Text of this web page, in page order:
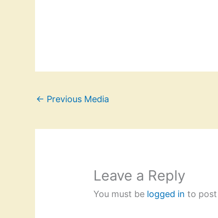
← Previous Media
Leave a Reply
You must be logged in to